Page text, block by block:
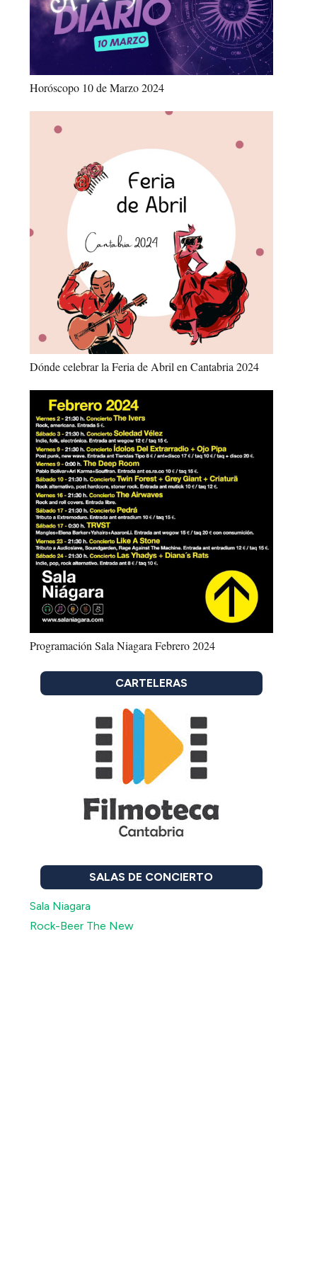
Horóscopo 10 de Marzo 2024
Dónde celebrar la Feria de Abril en Cantabria 2024
Programación Sala Niagara Febrero 2024
CARTELERAS
SALAS DE CONCIERTO
Sala Niagara
Rock-Beer The New